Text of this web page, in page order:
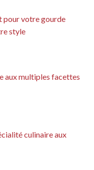
pour votre gourde
style
aux multiples facettes
culinaire aux